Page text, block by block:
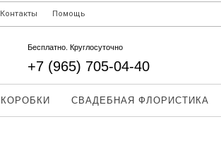
Контакты Помощь
Бесплатно. Круглосуточно
+7 (965) 705-04-40
КОРОБКИ СВАДЕБНАЯ ФЛОРИСТИКА